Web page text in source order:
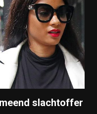
slachtoffer